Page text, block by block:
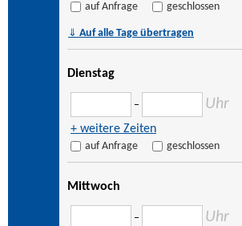
auf Anfrage geschlossen
⇓ Auf alle Tage übertragen
Dienstag
– Uhr
+ weitere Zeiten
auf Anfrage geschlossen
Mittwoch
– Uhr